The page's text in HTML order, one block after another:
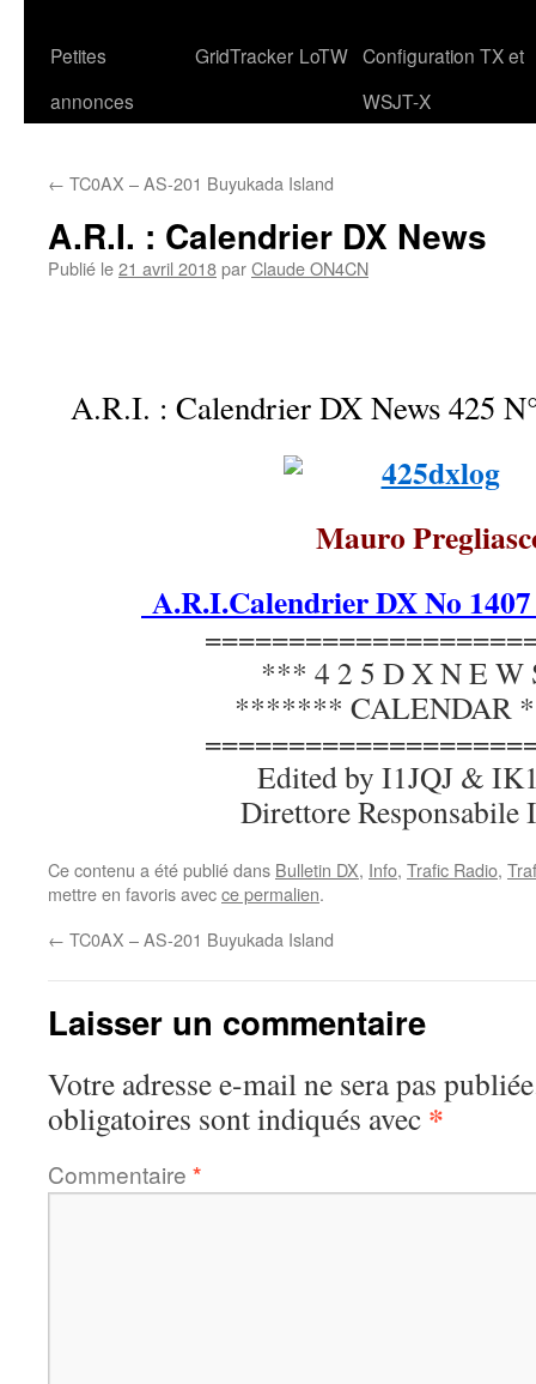
Petites
annonces
GridTracker LoTW Configuration TX et
WSJT-X
← TC0AX – AS-201 Buyukada Island
A.R.I. : Calendrier DX News
Publié le21 avril 2018parClaude ON4CN
A.R.I. : Calendrier DX News 425
Mauro
A.R.I.Calendrier DX No
*** 4 2 5 D X N E
******* CALENDAR
Edited by I1JQJ &
Direttore Responsabile
Ce contenu a été publié dans Bulletin DX, Info, Trafic Radio,
mettre en favoris avecce permalien.
← TC0AX – AS-201 Buyukada Island
Laisser un commentaire
Votre adresse e-mail ne sera pas
obligatoires sont indiqués avec *
Commentaire *